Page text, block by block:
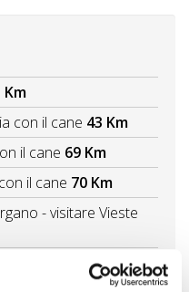
Km
con il cane 43 Km
il cane 69 Km
il cane 70 Km
- visitare Vieste